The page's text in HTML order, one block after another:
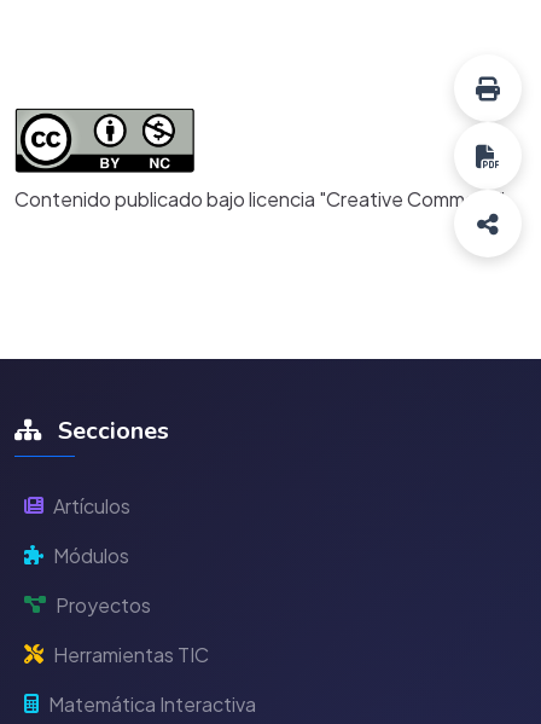
Contenido publicado bajo licencia "Creative Commons"
Secciones
Artículos
Módulos
Proyectos
Herramientas TIC
Matemática Interactiva